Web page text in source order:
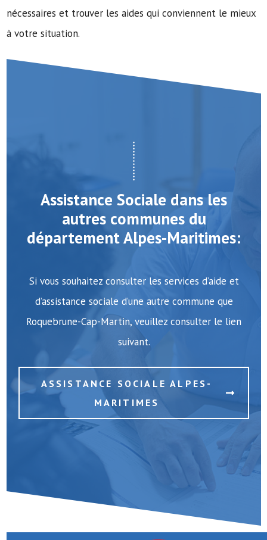
nécessaires et trouver les aides qui conviennent le mieux
à votre situation.
Assistance Sociale dans les
autres communes du
département Alpes-Maritimes:
Si vous souhaitez consulter les services d’aide et
d’assistance sociale d’une autre commune que
Roquebrune-Cap-Martin, veuillez consulter le lien
suivant.
ASSISTANCE SOCIALE ALPES-
MARITIMES